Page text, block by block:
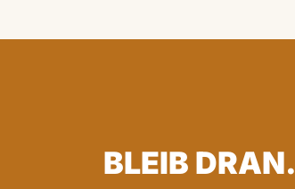
BLEIB DRAN.